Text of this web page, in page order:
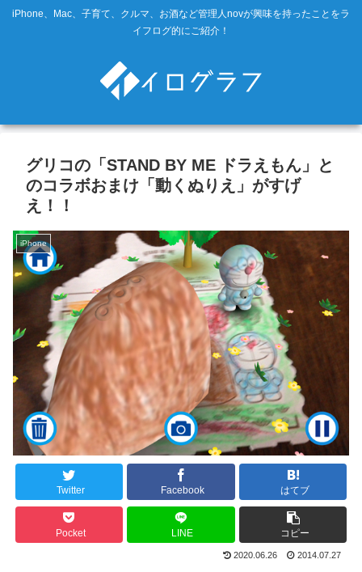
iPhone、Mac、子育て、クルマ、お酒など管理人novが興味を持ったことをラ
イフログ的にご紹介！
グリコの「STAND BY ME ドラえもん」と
のコラボおまけ「動くぬりえ」がすげ
え！！
iPhone
Twitter Facebook はてブ
Pocket LINE コピー
2020.06.26 2014.07.27